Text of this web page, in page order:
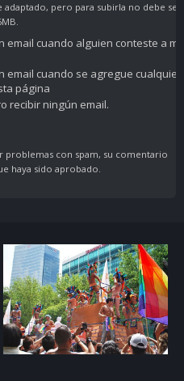
pero para subirla no debe ser
email cuando alguien conteste a mi
email cuando se agregue cualquier
página
recibir ningún email.
problemas con spam, su comentario
haya sido aprobado.